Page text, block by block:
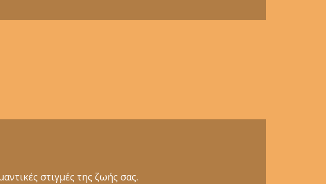
στιγμές της ζωής σας.